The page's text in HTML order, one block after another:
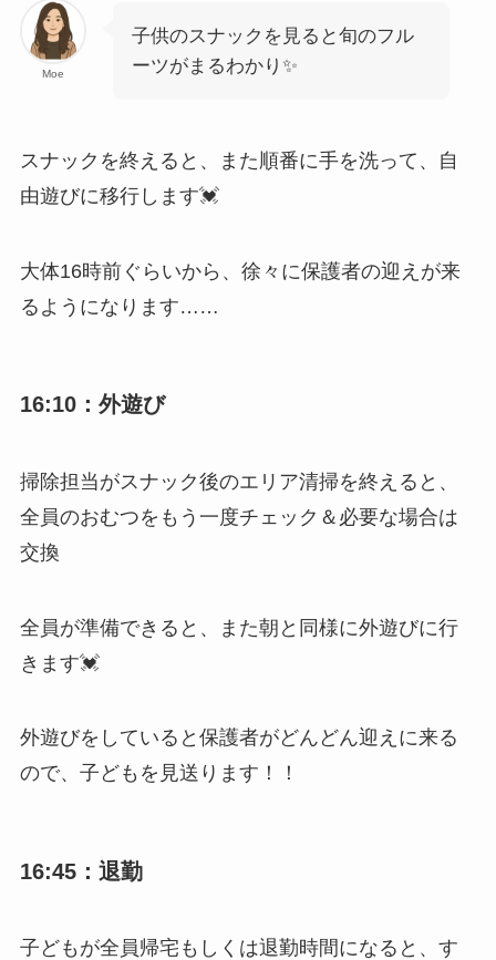
Moe
子供のスナックを見ると旬のフル
ーツがまるわかり✨
スナックを終えると、また順番に手を洗って、自
由遊びに移行します💓
大体16時前ぐらいから、徐々に保護者の迎えが来
るようになります……
16:10：外遊び
掃除担当がスナック後のエリア清掃を終えると、
全員のおむつをもう一度チェック＆必要な場合は
交換
全員が準備できると、また朝と同様に外遊びに行
きます💓
外遊びをしていると保護者がどんどん迎えに来る
ので、子どもを見送ります！！
16:45：退勤
子どもが全員帰宅もしくは退勤時間になると、す